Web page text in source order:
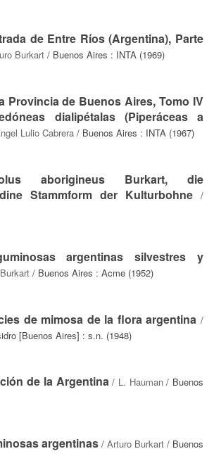
de Entre Ríos (Argentina), Parte
Burkart / Buenos Aires : INTA (1969)
Provincia de Buenos Aires, Tomo IV
dialipétalas (Piperáceas a
Lulio Cabrera / Buenos Aires : INTA (1967)
aborigineus Burkart, die
Stammform der Kulturbohne /
argentinas silvestres y
/ Buenos Aires : Acme (1952)
de mimosa de la flora argentina /
[Buenos Aires] : s.n. (1948)
de la Argentina/ L. Hauman/ Buenos
argentinas / Arturo Burkart / Buenos